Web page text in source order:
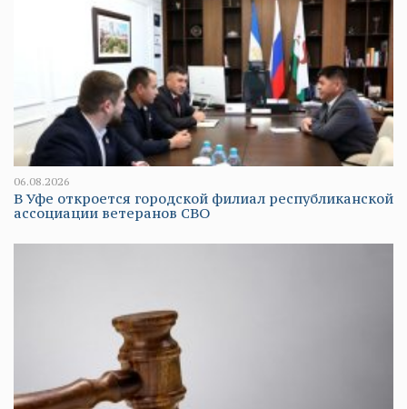
06.08.2026
В Уфе откроется городской филиал республиканской
ассоциации ветеранов СВО